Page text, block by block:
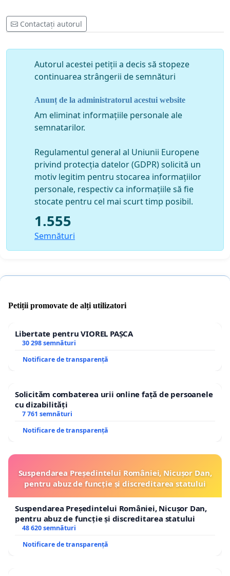
Contactați autorul
Autorul acestei petiții a decis să stopeze
continuarea strângerii de semnături
Anunț de la administratorul acestui website
Am eliminat informațiile personale ale
semnatarilor.
Regulamentul general al Uniunii Europene
privind protecția datelor (GDPR) solicită un
motiv legitim pentru stocarea informațiilor
personale, respectiv ca informațiile să fie
stocate pentru cel mai scurt timp posibil.
1.555
Semnături
Petiții promovate de alți utilizatori
Libertate pentru VIOREL PAȘCA
30 298 semnături
Notificare de transparență
Solicităm combaterea urii online față de persoanele
cu dizabilități
7 761 semnături
Notificare de transparență
Suspendarea Președintelui României, Nicușor Dan,
pentru abuz de funcție și discreditarea statului
Suspendarea Președintelui României, Nicușor Dan,
pentru abuz de funcție și discreditarea statului
48 620 semnături
Notificare de transparență